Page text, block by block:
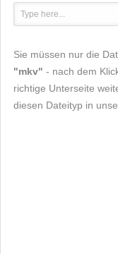
Sie müssen nur die
"mkv" - nach dem
richtige Unterseite
diesen Dateityp in